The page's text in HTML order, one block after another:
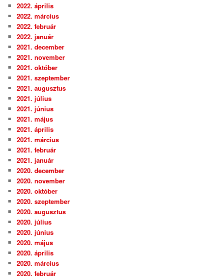
2022. április
2022. március
2022. február
2022. január
2021. december
2021. november
2021. október
2021. szeptember
2021. augusztus
2021. július
2021. június
2021. május
2021. április
2021. március
2021. február
2021. január
2020. december
2020. november
2020. október
2020. szeptember
2020. augusztus
2020. július
2020. június
2020. május
2020. április
2020. március
2020. február